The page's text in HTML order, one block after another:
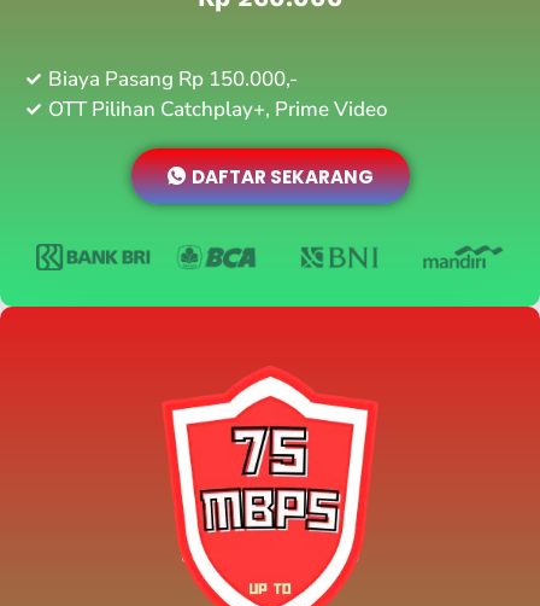
Biaya Pasang Rp 150.000,-
OTT Pilihan Catchplay+, Prime Video
DAFTAR SEKARANG